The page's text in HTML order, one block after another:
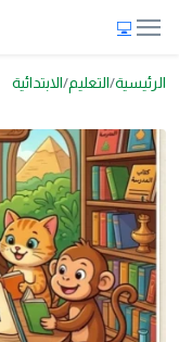
الرئيسية التعليم الابتدائية